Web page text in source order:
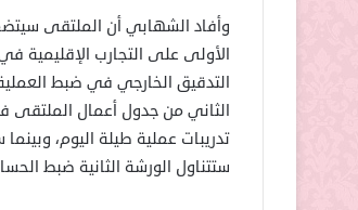
وأفاد الشهابي أن الملتقى
التدقيق الخارجي في ضبط
الثاني من جدول أعمال الملتقى
تدريبات عملية طيلة اليوم،
ستتناول الورشة الثانية ضبط